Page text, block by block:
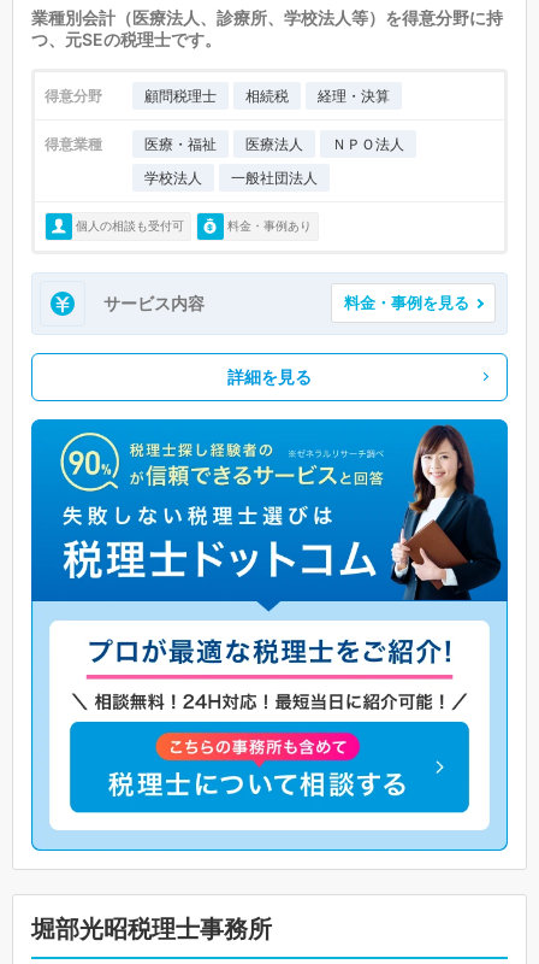
業種別会計（医療法人、診療所、学校法人等）を得意分野に持
つ、元SEの税理士です。
得意分野 顧問税理士 相続税 経理・決算
得意業種 医療・福祉 医療法人
ＮＰＯ法人
学校法人
一般社団法人
個人の相談も受付可 料金・事例あり
サービス内容 料金・事例を見る
詳細を見る
堀部光昭税理士事務所